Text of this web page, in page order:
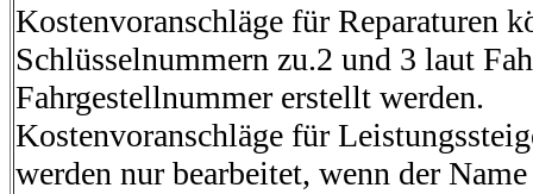
Kostenvoranschläge für Reparaturen
Schlüsselnummern zu.2 und 3 laut
Fahrgestellnummer erstellt werden.
Kostenvoranschläge für
werden nur bearbeitet, wenn der